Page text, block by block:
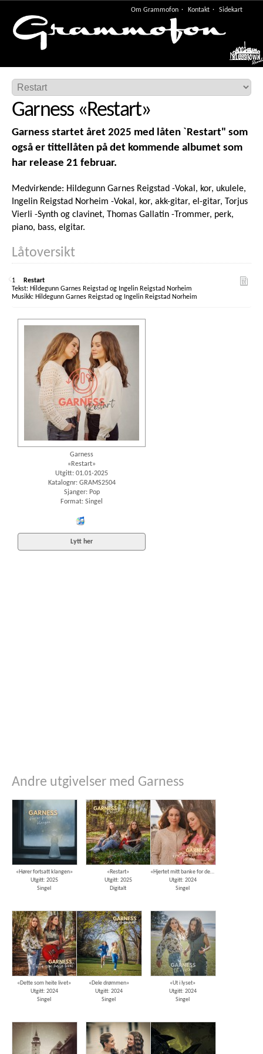
Om Grammofon Kontakt Sidekart
Meny
Garness«Restart»
Garness startet året 2025 med låten `Restart" som
også er tittellåten på det kommende albumet som
har release 21 februar.
Medvirkende: Hildegunn Garnes Reigstad -Vokal, kor, ukulele,
Ingelin Reigstad Norheim -Vokal, kor, akk-gitar, el-gitar, Torjus
Vierli -Synth og clavinet, Thomas Gallatin -Trommer, perk,
piano, bass, elgitar.
Låtoversikt
1
Restart
Hildegunn Garnes Reigstad og Ingelin Reigstad Norheim
Hildegunn Garnes Reigstad og Ingelin Reigstad Norheim
Garness
«Restart»
Utgitt: 01.01-2025
Katalognr: GRAMS2504
Sjanger: Pop
Format: Singel
Lytt her
Andre utgivelser med Garness
«Hører fortsatt klangen»
Utgitt: 2025
Singel
«Restart»
Utgitt: 2025
Digitalt
«Hjertet mitt banke for deg»
Utgitt: 2024
Singel
«Dette som heite livet»
Utgitt: 2024
Singel
«Dele drømmen»
Utgitt: 2024
Singel
«Ut i lyset»
Utgitt: 2024
Singel